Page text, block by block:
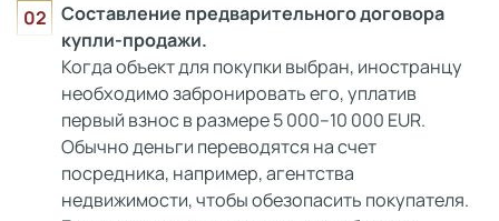
Составление предварительного договора
купли-продажи.
Когда объект для покупки выбран, иностранцу
необходимо забронировать его, уплатив
первый взнос в размере 5 000–10 000 EUR.
Обычно деньги переводятся на счет
посредника, например, агентства
недвижимости, чтобы обезопасить покупателя.